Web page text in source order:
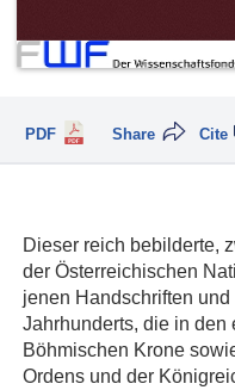
PDF Cite
Share
Dieser reich bebilderte,
der Österreichischen
jenen Handschriften
Jahrhunderts, die in
Böhmischen Krone
Ordens und der